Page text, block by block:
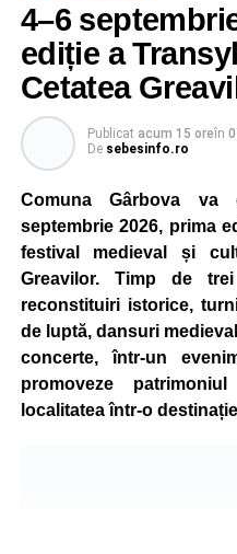
4–6
ediție a
Cetatea
Publicat acum 15 oreîn
De sebesinfo.ro
Comuna Gârbova va
septembrie 2026, prima
festival medieval și
Greavilor. Timp de
reconstituiri istorice,
de luptă, dansuri
concerte, într-un
promoveze
localitatea într-o